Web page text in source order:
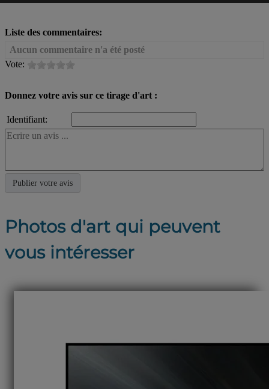
Liste des commentaires:
Aucun commentaire n'a été posté
Vote:
Donnez votre avis sur ce tirage d'art :
Identifiant:
Photos d'art qui peuvent
vous intéresser